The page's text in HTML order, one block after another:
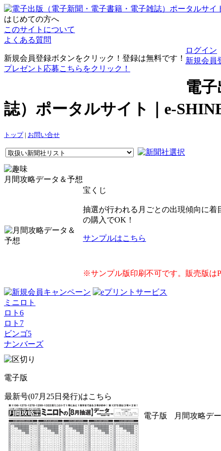
はじめての方へ
このサイトについて
よくある質問
新規会員登録ボタンをクリック！登録は無料です！
プレゼント応募こちらをクリック！
ログイン
新規会員
電
誌）ポータルサイト｜e-
トップ| お問い合せ
月間攻略データ＆予想
宝くじ
抽選が行われる月ごとの出現傾向に
の購入でOK！
サンプルはこちら
※サンプル版印刷不可です。販売版は
ミニロト
ロト6
ロト7
ビンゴ5
ナンバーズ
電子版
最新号(07月25日発行)はこちら
電子版 月間攻略デ